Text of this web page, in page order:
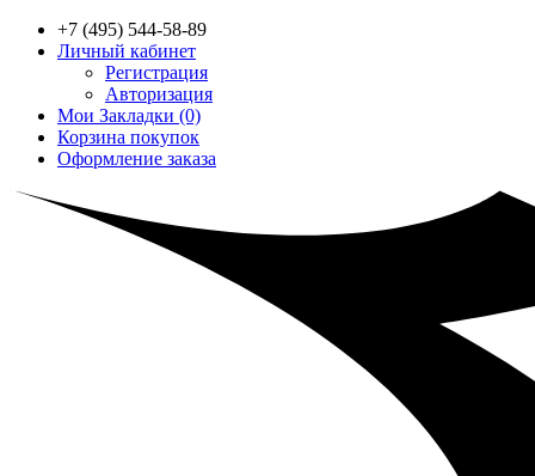
+7 (495) 544-58-89
Личный кабинет
Регистрация
Авторизация
Мои Закладки (0)
Корзина покупок
Оформление заказа